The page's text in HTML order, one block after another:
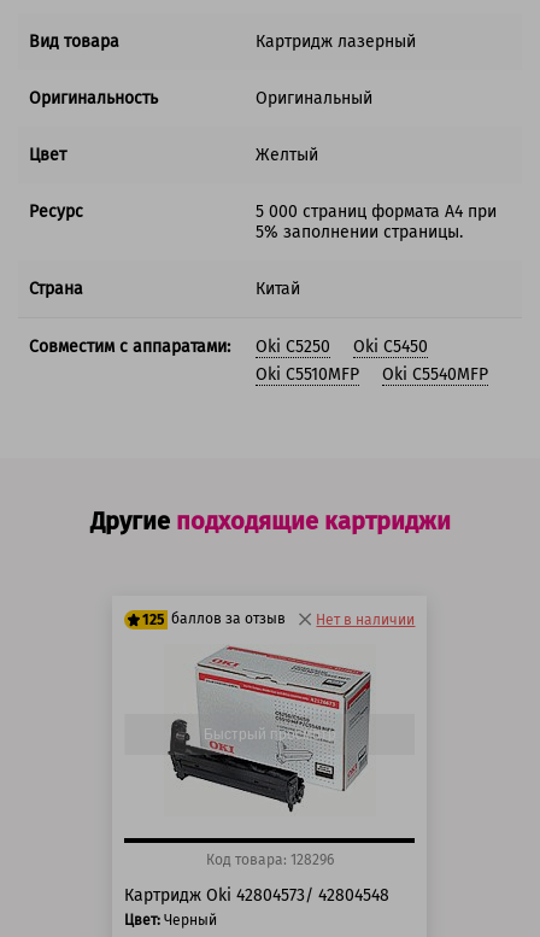
Вид товара Картридж лазерный
Оригинальность Оригинальный
Цвет Желтый
Ресурс
5 000 страниц формата А4 при
5% заполнении страницы.
Страна Китай
Совместим с аппаратами: Oki C5250
Oki C5450
Oki C5510MFP
Oki C5540MFP
Другие подходящие картриджи
125 баллов за отзыв
100 баллов
Нет в наличии
Быстрый просмотр
Код товара: 128296
Картридж Oki 42804573/ 42804548
Цвет: Черный